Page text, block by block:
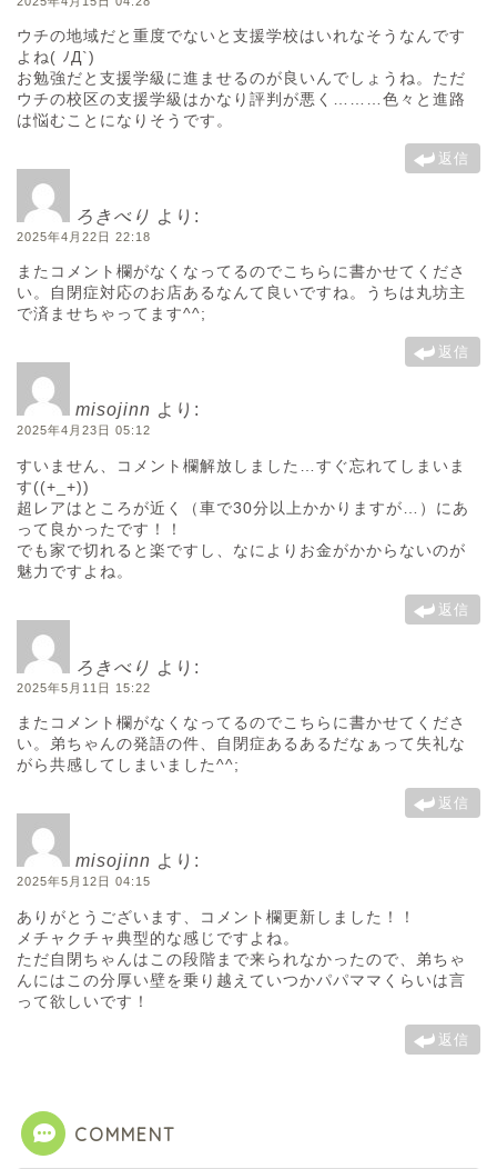
ウチの地域だと重度でないと支援学校はいれなそうなんです
よね( ﾉД`)
お勉強だと支援学級に進ませるのが良いんでしょうね。ただ
ウチの校区の支援学級はかなり評判が悪く………色々と進路
は悩むことになりそうです。
返信
ろきべり より:
2025年4月22日 22:18
またコメント欄がなくなってるのでこちらに書かせてくださ
い。自閉症対応のお店あるなんて良いですね。うちは丸坊主
で済ませちゃってます^^;
返信
misojinn より:
2025年4月23日 05:12
すいません、コメント欄解放しました…すぐ忘れてしまいま
す((+_+))
超レアはところが近く（車で30分以上かかりますが…）にあ
って良かったです！！
でも家で切れると楽ですし、なによりお金がかからないのが
魅力ですよね。
返信
ろきべり より:
2025年5月11日 15:22
またコメント欄がなくなってるのでこちらに書かせてくださ
い。弟ちゃんの発語の件、自閉症あるあるだなぁって失礼な
がら共感してしまいました^^;
返信
misojinn より:
2025年5月12日 04:15
ありがとうございます、コメント欄更新しました！！
メチャクチャ典型的な感じですよね。
ただ自閉ちゃんはこの段階まで来られなかったので、弟ちゃ
んにはこの分厚い壁を乗り越えていつかパパママくらいは言
って欲しいです！
返信
COMMENT